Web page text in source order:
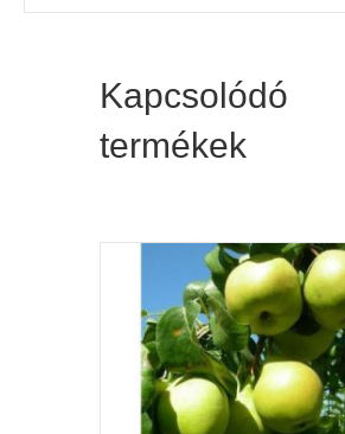
Kapcsolódó
termékek